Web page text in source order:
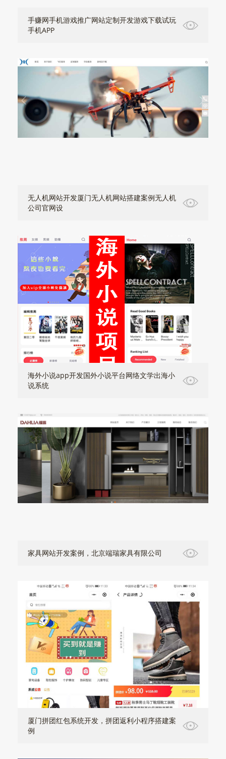
手赚网手机游戏推广网站定制开发游戏下载试玩
手机APP
无人机网站开发厦门无人机网站搭建案例无人机
公司官网设
海外小说app开发国外小说平台网络文学出海小
说系统
家具网站开发案例，北京端瑞家具有限公司
厦门拼团红包系统开发，拼团返利小程序搭建案
例